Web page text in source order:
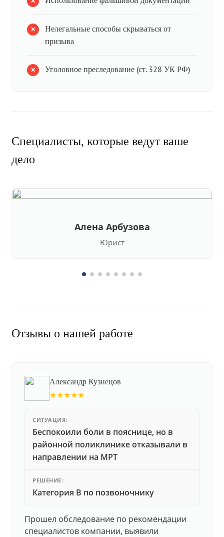
Нелегальные способы скрываться от
призыва
Уголовное преследование (ст. 328 УК РФ)
Специалисты, которые ведут ваше
дело
Алена Арбузова
Юрист
Отзывы о нашей работе
Александр Кузнецов
★★★★★
СИТУАЦИЯ:
Беспокоили боли в пояснице, но в
районной поликлинике отказывали в
направлении на МРТ
РЕШЕНИЕ:
Категория В по позвоночнику
Прошел обследование по рекомендации
специалистов компании, выявили